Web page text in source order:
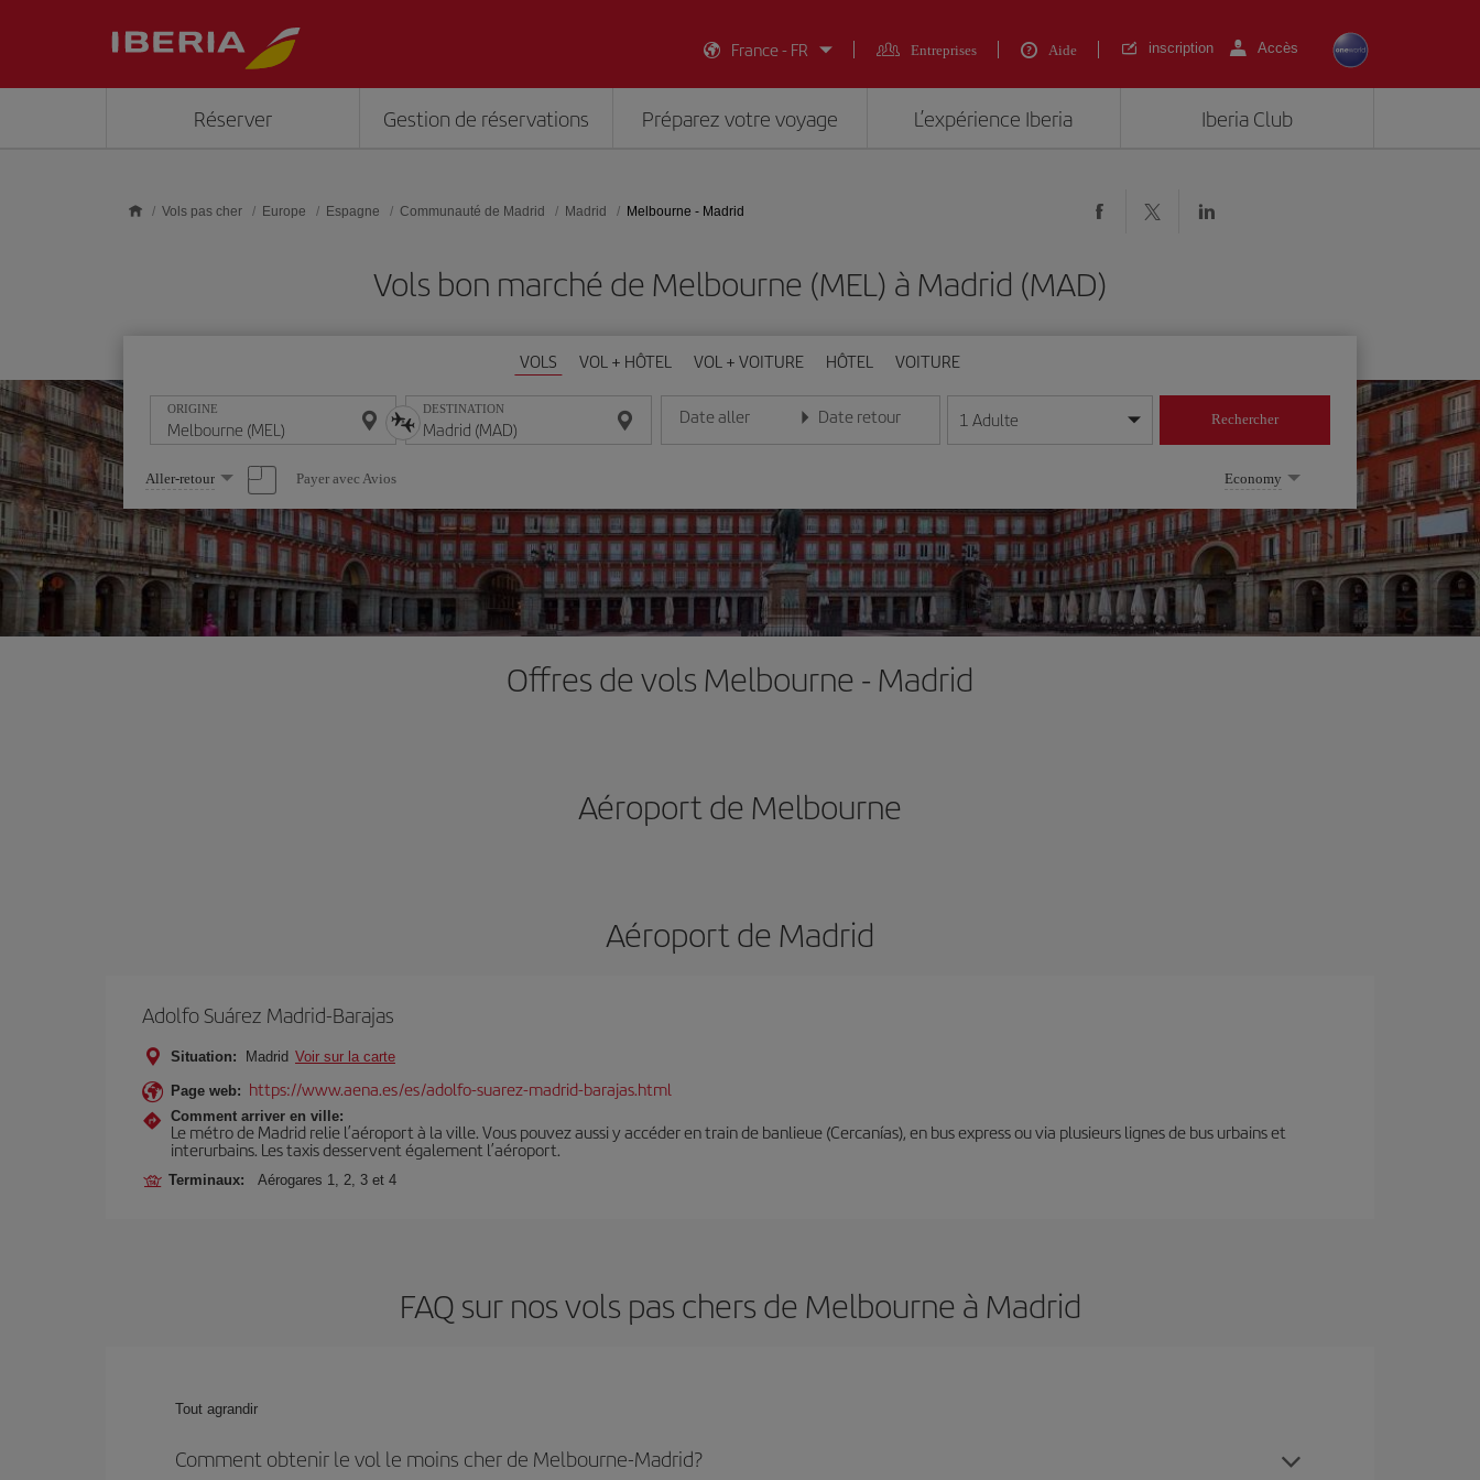
France - FR
Entreprises Aide inscription Accès
Réserver Gestion de réservations Préparez votre voyage L’expérience Iberia Iberia Club
Vols pas cher Europe Espagne Communauté de Madrid Madrid Melbourne - Madrid
Vols bon marché de Melbourne (MEL) à Madrid (MAD)
VOLS VOL + HÔTEL VOL + VOITURE HÔTEL VOITURE
ORIGINE DESTINATION Date aller
Entrez la date au format jour/mois/année
Date retour
Entrez la date au format jour/mois/année
1 Adulte Rechercher
Sélectionnez
une
option
Aller-retour Payer avec Avios Economy
Offres de vols Melbourne - Madrid
Aéroport de Melbourne
Aéroport de Madrid
Adolfo Suárez Madrid-Barajas
Situation: Madrid Voir sur la carte
Page web: https://www.aena.es/es/adolfo-suarez-madrid-barajas.html
Comment arriver en ville:
Le métro de Madrid relie l’aéroport à la ville. Vous pouvez aussi y accéder en train de banlieue (Cercanías), en bus express ou via plusieurs lignes de bus urbains et
interurbains. Les taxis desservent également l’aéroport.
Terminaux: Aérogares 1, 2, 3 et 4
FAQ sur nos vols pas chers de Melbourne à Madrid
Tout agrandir
Comment obtenir le vol le moins cher de Melbourne-Madrid?